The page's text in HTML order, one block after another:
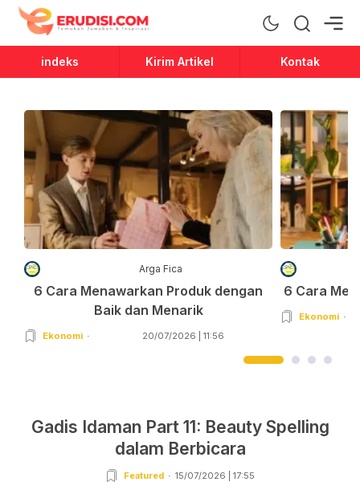
Erudisi
Temukan Jawaban dan Inspirasi
indeks Kirim Artikel Kontak
Arga Fica
6 Cara Menawarkan Produk dengan
Baik dan Menarik
Ekonomi 20/07/2026 | 11:56
6 Cara
Ekonomi
Gadis Idaman Part 11: Beauty Spelling
dalam Berbicara
Featured 15/07/2026 | 17:55